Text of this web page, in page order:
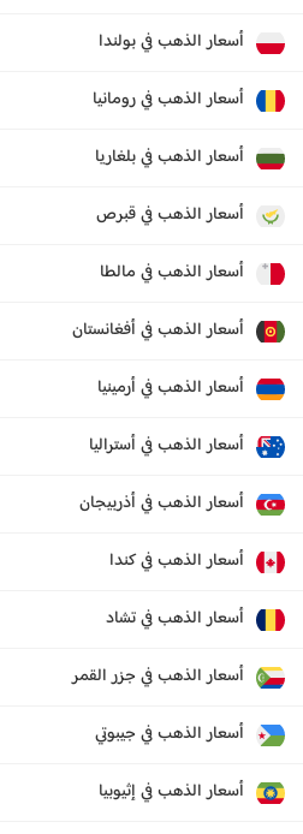
أسعار الذهب في بولندا
أسعار الذهب في رومانيا
أسعار الذهب في بلغاريا
أسعار الذهب في قبرص
أسعار الذهب في مالطا
أسعار الذهب في أفغانستان
أسعار الذهب في أرمينيا
أسعار الذهب في أستراليا
أسعار الذهب في أذربيجان
أسعار الذهب في كندا
أسعار الذهب في تشاد
أسعار الذهب في جزر القمر
أسعار الذهب في جيبوتي
أسعار الذهب في إثيوبيا